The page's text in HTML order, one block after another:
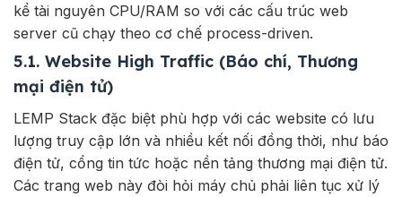
kể tài nguyên CPU/RAM so với các cấu trúc web
server cũ chạy theo cơ chế process-driven.
5.1. Website High Traffic (Báo chí, Thương
mại điện tử)
LEMP Stack đặc biệt phù hợp với các website có lưu
lượng truy cập lớn và nhiều kết nối đồng thời, như báo
điện tử, cổng tin tức hoặc nền tảng thương mại điện tử.
Các trang web này đòi hỏi máy chủ phải liên tục xử lý